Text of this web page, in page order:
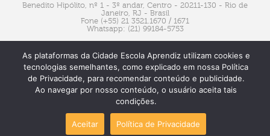
Benedito Hipólito, nº 1 - 3º andar, Centro - 20211-130 - Rio de
Janeiro, RJ - Brasil
Fone (+55) 21 3521.1670 / 1671
Whatsapp: (21) 99184-5753
As plataformas da Cidade Escola Aprendiz utilizam cookies e
tecnologias semelhantes, como explicado em nossa Política
de Privacidade, para recomendar conteúdo e publicidade.
Ao navegar por nosso conteúdo, o usuário aceita tais
condições.
Aceitar Política de Privacidade